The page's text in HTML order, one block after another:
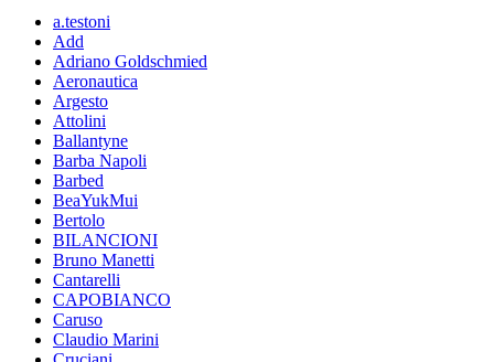
a.testoni
Add
Adriano Goldschmied
Aeronautica
Argesto
Attolini
Ballantyne
Barba Napoli
Barbed
BeaYukMui
Bertolo
BILANCIONI
Bruno Manetti
Cantarelli
CAPOBIANCO
Caruso
Claudio Marini